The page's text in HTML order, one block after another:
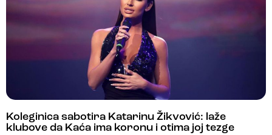
Koleginica sabotira Katarinu Žikvović: laže
klubove da Kaća ima koronu i otima joj tezge